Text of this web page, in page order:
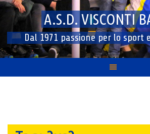
A.S.D. VISCONTI
Dal 1971 passione per lo sport